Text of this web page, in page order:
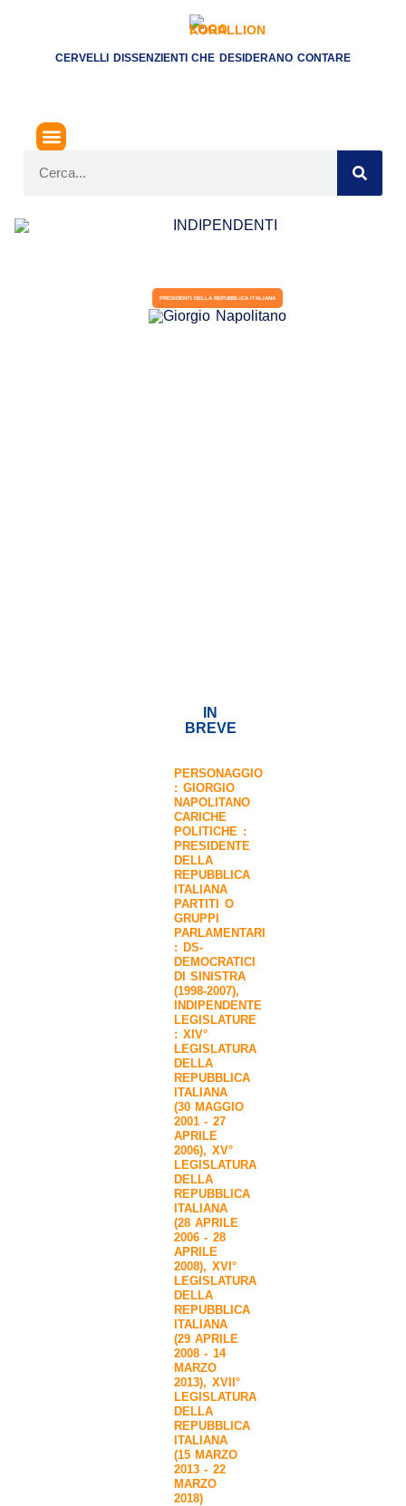
CERVELLI DISSENZIENTI CHE DESIDERANO CONTARE
PRESIDENTI DELLA REPUBBLICA ITALIANA
IN
BREVE
PERSONAGGIO
: GIORGIO
NAPOLITANO
CARICHE
POLITICHE :
PRESIDENTE
DELLA
REPUBBLICA
ITALIANA
PARTITI O
GRUPPI
PARLAMENTARI
: DS-
DEMOCRATICI
DI SINISTRA
(1998-2007),
INDIPENDENTE
LEGISLATURE
: XIV°
LEGISLATURA
DELLA
REPUBBLICA
ITALIANA
(30 MAGGIO
2001 - 27
APRILE
2006), XV°
LEGISLATURA
DELLA
REPUBBLICA
ITALIANA
(28 APRILE
2006 - 28
APRILE
2008), XVI°
LEGISLATURA
DELLA
REPUBBLICA
ITALIANA
(29 APRILE
2008 - 14
MARZO
2013), XVII°
LEGISLATURA
DELLA
REPUBBLICA
ITALIANA
(15 MARZO
2013 - 22
MARZO
2018)